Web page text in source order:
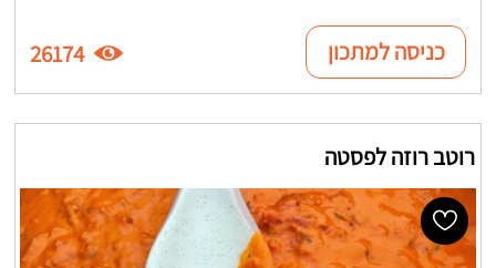
כניסה למתכון 26174
רוטב רוזה לפסטה